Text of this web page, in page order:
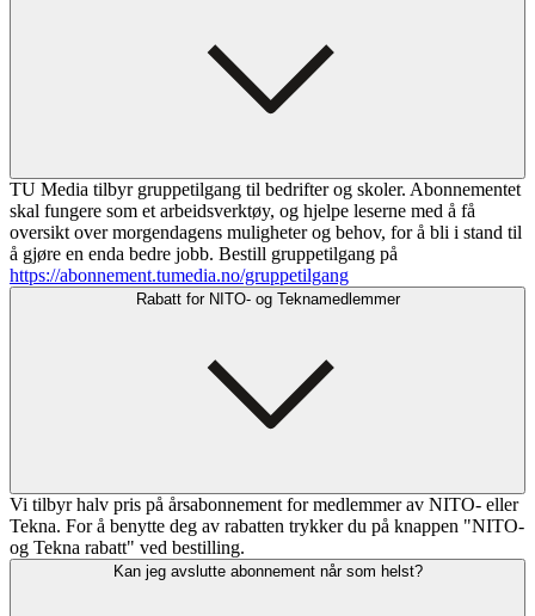
TU Media tilbyr gruppetilgang til bedrifter og skoler. Abonnementet
skal fungere som et arbeidsverktøy, og hjelpe leserne med å få
oversikt over morgendagens muligheter og behov, for å bli i stand til
å gjøre en enda bedre jobb. Bestill gruppetilgang på
https://abonnement.tumedia.no/gruppetilgang
Rabatt for NITO- og Teknamedlemmer
Vi tilbyr halv pris på årsabonnement for medlemmer av NITO- eller
Tekna. For å benytte deg av rabatten trykker du på knappen "NITO-
og Tekna rabatt" ved bestilling.
Kan jeg avslutte abonnement når som helst?